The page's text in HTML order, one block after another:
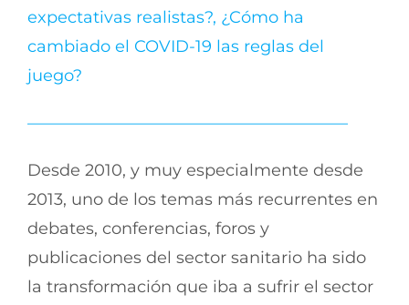
expectativas realistas?, ¿Cómo ha
cambiado el COVID-19 las reglas del
juego?
———————————————————–
Desde 2010, y muy especialmente desde
2013, uno de los temas más recurrentes en
debates, conferencias, foros y
publicaciones del sector sanitario ha sido
la transformación que iba a sufrir el sector